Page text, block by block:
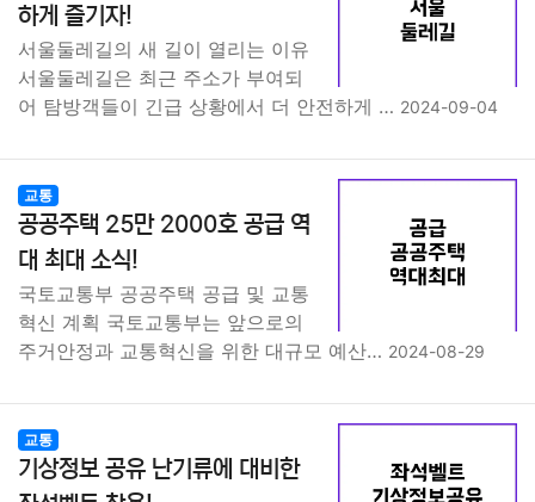
하게 즐기자!
서울둘레길의 새 길이 열리는 이유
서울둘레길은 최근 주소가 부여되
어 탐방객들이 긴급 상황에서 더 안전하게 … 2024-09-04
교통
공공주택 25만 2000호 공급 역
대 최대 소식!
국토교통부 공공주택 공급 및 교통
혁신 계획 국토교통부는 앞으로의
주거안정과 교통혁신을 위한 대규모 예산… 2024-08-29
교통
기상정보 공유 난기류에 대비한